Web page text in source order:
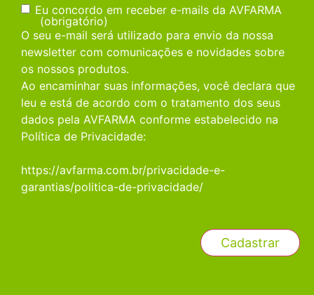
Consentimento(obrigatório)
Eu concordo em receber e-mails da AVFARMA
(obrigatório)
O seu e-mail será utilizado para envio da nossa
newsletter com comunicações e novidades sobre
os nossos produtos.
Ao encaminhar suas informações, você declara que
leu e está de acordo com o tratamento dos seus
dados pela AVFARMA conforme estabelecido na
Política de Privacidade:
https://avfarma.com.br/privacidade-e-
garantias/politica-de-privacidade/